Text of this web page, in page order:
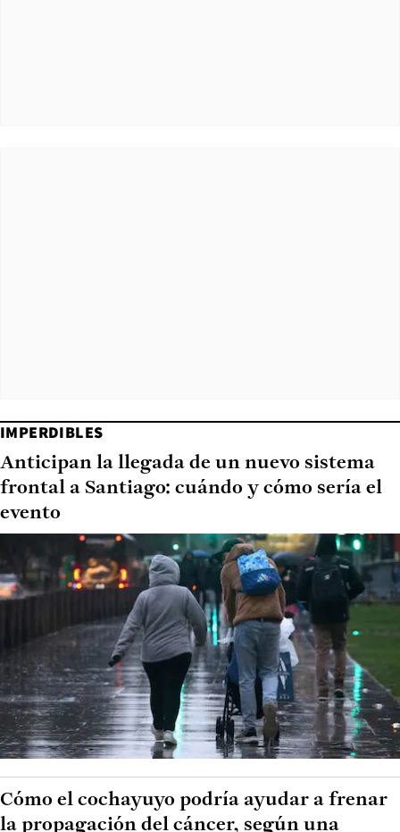
IMPERDIBLES
Anticipan la llegada de un nuevo sistema
frontal a Santiago: cuándo y cómo sería el
evento
Cómo el cochayuyo podría ayudar a frenar
la propagación del cáncer, según una